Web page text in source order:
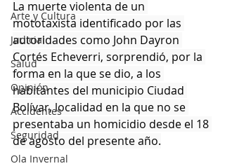
Arte y Cultura
Judicial
Salud
Opinión
Accidentes
Seguridad
Ola Invernal
La muerte violenta de un
mototaxista identificado por las
autoridades como John Dayron
Cortés Echeverri, sorprendió, por la
forma en la que se dio, a los
habitantes del municipio Ciudad
Bolívar, localidad en la que no se
presentaba un homicidio desde el 18
de agosto del presente año.